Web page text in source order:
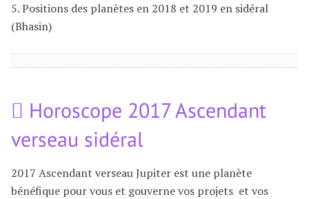
5. Positions des planètes en 2018 et 2019 en sidéral
(Bhasin)
Horoscope 2017 Ascendant
verseau sidéral
2017 Ascendant verseau Jupiter est une planète
bénéfique pour vous et gouverne vos projets et vos